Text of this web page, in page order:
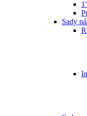
Sady